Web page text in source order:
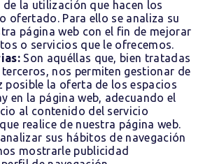
la utilización que hacen los
ofertado. Para ello se analiza su
página web con el fin de mejorar
o servicios que le ofrecemos.
Son aquéllas que, bien tratadas
nos permiten gestionar de
posible la oferta de los espacios
en la página web, adecuando el
al contenido del servicio
realice de nuestra página web.
sus hábitos de navegación
mostrarle publicidad